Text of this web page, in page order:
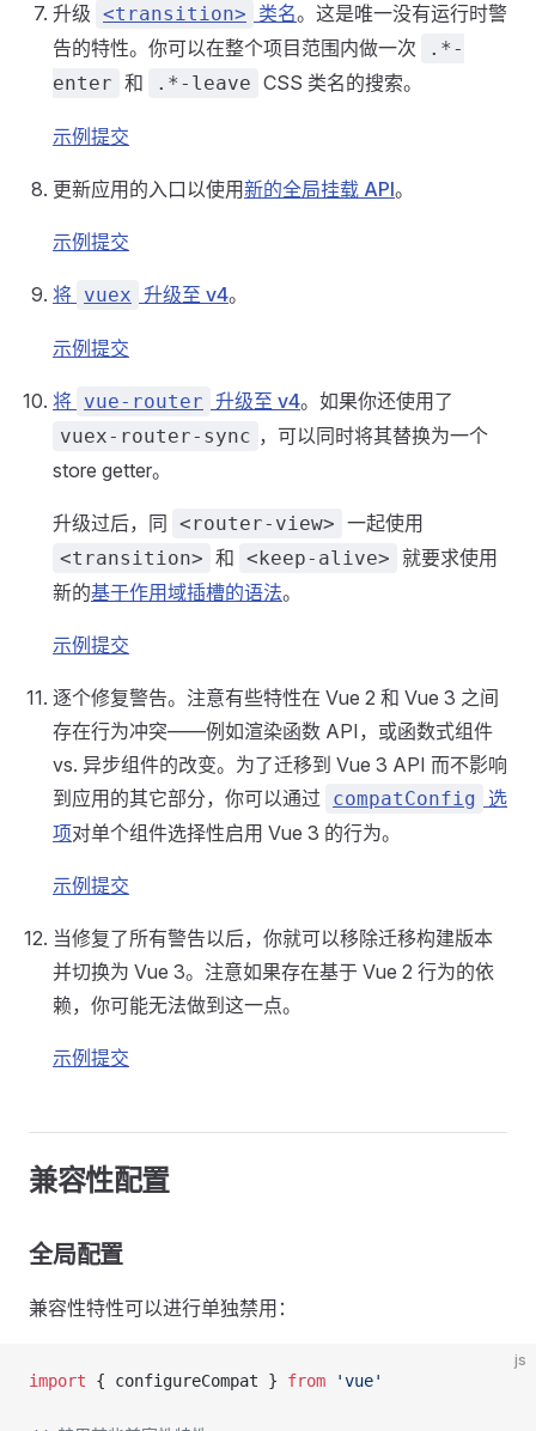
升级 <transition> 类名。这是唯一没有运行时警
告的特性。你可以在整个项目范围内做一次
.*-
enter 和 .*-leave CSS 类名的搜索。
示例提交
更新应用的入口以使用新的全局挂载 API。
示例提交
将 vuex 升级至 v4。
示例提交
将 vue-router 升级至 v4。如果你还使用了
vuex-router-sync ，可以同时将其替换为一个
store getter。
升级过后，同 <router-view> 一起使用
<transition> 和 <keep-alive> 就要求使用
新的基于作用域插槽的语法。
示例提交
逐个修复警告。注意有些特性在 Vue 2 和 Vue 3 之间
存在行为冲突——例如渲染函数 API，或函数式组件
vs. 异步组件的改变。为了迁移到 Vue 3 API 而不影响
到应用的其它部分，你可以通过
compatConfig
选
项对单个组件选择性启用 Vue 3 的行为。
示例提交
当修复了所有警告以后，你就可以移除迁移构建版本
并切换为 Vue 3。注意如果存在基于 Vue 2 行为的依
赖，你可能无法做到这一点。
示例提交
兼容性配置
全局配置
兼容性特性可以进行单独禁用：
js
import { configureCompat } from 'vue'